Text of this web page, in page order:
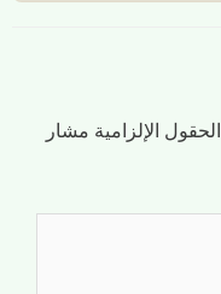
الحقول الإلزامية مشار